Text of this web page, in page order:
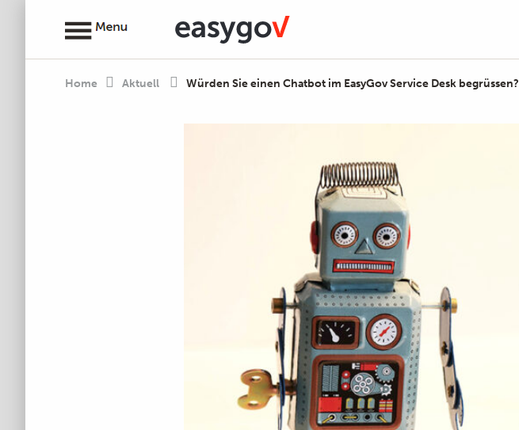
Home Aktuell Würden Sie einen Chatbot im EasyGov Service Desk begrüssen?